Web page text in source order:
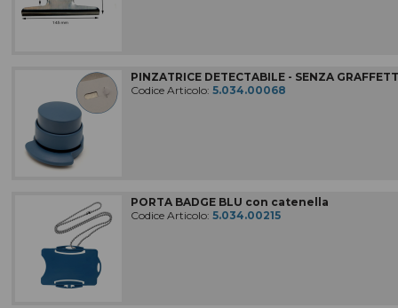
PINZATRICE DETECTABILE - SENZA
Codice Articolo: 5.034.00068
PORTA BADGE BLU con catenella
Codice Articolo: 5.034.00215